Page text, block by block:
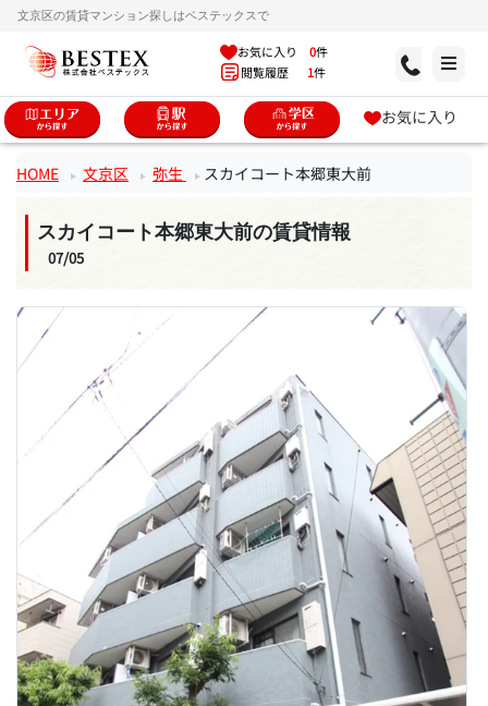
文京区の賃貸マンション探しはベステックスで
お気に入り 0件
閲覧履歴 1件
お気に入り
HOME 文京区 弥生 スカイコート本郷東大前
スカイコート本郷東大前の賃貸情報
07/05